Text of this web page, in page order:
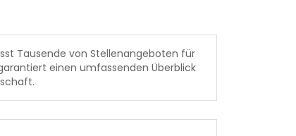
Tausende von Stellenangeboten für
einen umfassenden Überblick